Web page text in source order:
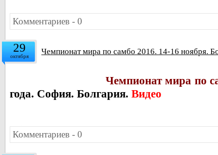
Комментариев - 0
29
октября Чемпионат мира по самбо 2016. 14-16 ноября.
Чемпионат мира по
года. София. Болгария. Видео
Комментариев - 0